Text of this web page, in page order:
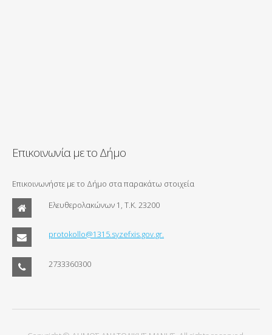
Επικοινωνία με το Δήμο
Επικοινωνήστε με το Δήμο στα παρακάτω στοιχεία
Ελευθερολακώνων 1, Τ.Κ. 23200
protokollo@1315.syzefxis.gov.gr.
2733360300